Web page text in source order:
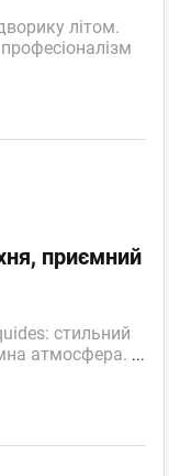
літом.
приємний
стильний
атмосфера. ...